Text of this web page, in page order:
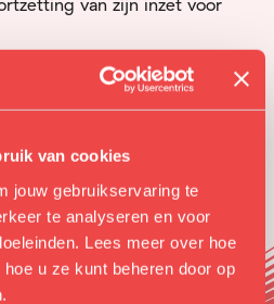
van cookies
jouw gebruikservaring te
te analyseren en voor
Lees meer over hoe
u ze kunt beheren door op
van zijn inzet voor